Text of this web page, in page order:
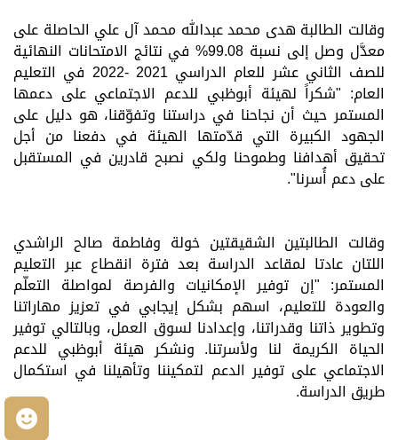
وقالت الطالبة هدى محمد عبدالله محمد آل علي الحاصلة على
معدَّل وصل إلى نسبة 99.08% في نتائج الامتحانات النهائية
للصف الثاني عشر للعام الدراسي 2021 -2022 في التعليم
العام: "شكراً لهيئة أبوظبي للدعم الاجتماعي على دعمها
المستمر حيث أن نجاحنا في دراستنا وتفوّقنا، هو دليل على
الجهود الكبيرة التي قدّمتها الهيئة في دفعنا من أجل
تحقيق أهدافنا وطموحنا ولكي نصبح قادرين في المستقبل
على دعم أُسرنا".
وقالت الطالبتين الشقيقتين خولة وفاطمة صالح الراشدي
اللتان عادتا لمقاعد الدراسة بعد فترة انقطاع عبر التعليم
المستمر: "إن توفير الإمكانيات والفرصة لمواصلة التعلّم
والعودة للتعليم، اسهم بشكل إيجابي في تعزيز مهاراتنا
وتطوير ذاتنا وقدراتنا، وإعدادنا لسوق العمل، وبالتالي توفير
الحياة الكريمة لنا ولأسرتنا. ونشكر هيئة أبوظبي للدعم
الاجتماعي على توفير الدعم لتمكيننا وتأهيلنا في استكمال
طريق الدراسة.